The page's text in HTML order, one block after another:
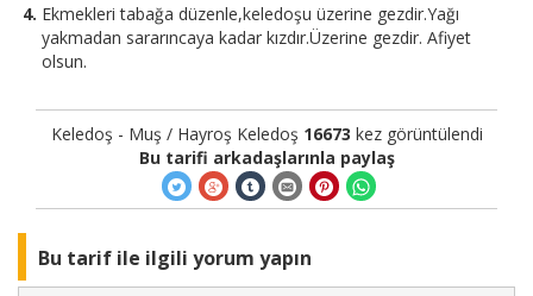
Ekmekleri tabağa düzenle,keledoşu üzerine gezdir.Yağı
yakmadan sararıncaya kadar kızdır.Üzerine gezdir. Afiyet
olsun.
Keledoş - Muş / Hayroş Keledoş 16673 kez görüntülendi
Bu tarifi arkadaşlarınla paylaş
Bu tarif ile ilgili yorum yapın